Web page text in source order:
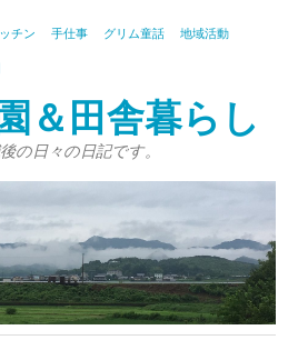
チン 手仕事 グリム童話 地域活動
＆田舎暮らし
の日々の日記です。